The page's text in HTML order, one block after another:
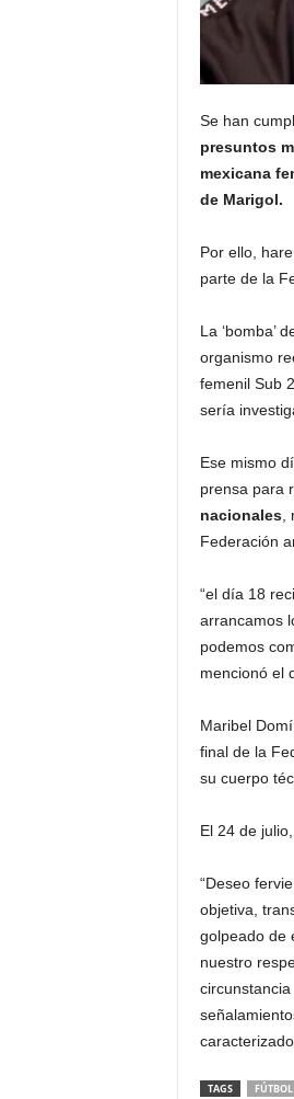
Se han
presuntos
mexicana
de Marigol.
Por ello,
parte de la
La ‘bomba’
organismo
femenil Sub
sería
Ese mismo
prensa para
nacionales,
Federación
“el día 18
arrancamos
podemos
mencionó el
Maribel
final de la
su cuerpo
El 24 de
“Deseo
objetiva,
golpeado de
nuestro
TAGS FÚTBOL